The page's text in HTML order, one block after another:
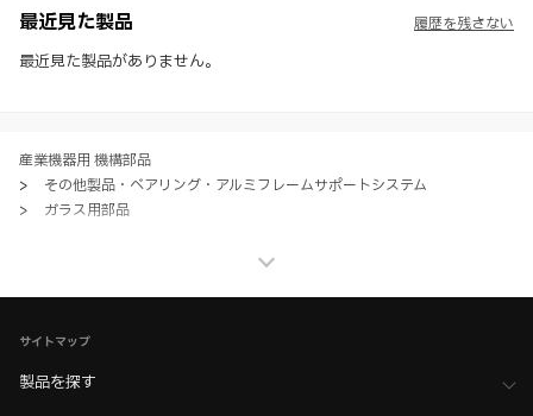
社製品の使用ご検討、又は販売促進目的の利用に限ります。
※ 本WEBサイト製品情報のご利用にあたっては、WEBサイト利用規
約、プライバシーポリシー、製品情報ガイドをご確認いただき、内容の
最近見た製品
最近見た製品がありません。
履歴を残さない
産業機器用 機構部品
>
その他製品・ベアリング・アルミフレームサポートシステム
>
ガラス用部品
その他製品・ベアリング・アルミフレームサポートシステム
> 全て（その他製品・ベアリング）
家具金物・建築金物
家具金物・建築金物
サイトマップ
製品を探す